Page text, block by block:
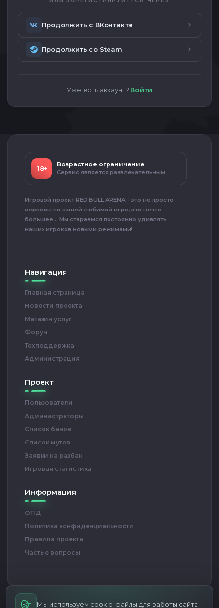
Продолжить с ВКонтакте
Продолжить со Steam
Уже есть аккаунт? Войти
18+
Возрастное ограничение
Сервис является развлекательным
Игровой проект RED BULL ARENA - это не просто
серверы по вашей любимой игре, это нечто
большее... Мы стараемся постоянно удивлять
наших игроков новыми режимами!
Навигация
Главная страница
Новости проекта
Магазин услуг
Форум
Техподдержка
Администрация
Проект
Пользователи
Администраторы
Список банов
Список мутов
Заявки на разбан
Игровая статистика
Информация
ОПД
Политика конфиденциальности
Правила проекта
Частые вопросы
Мы используем cookie-файлы для работы сайта